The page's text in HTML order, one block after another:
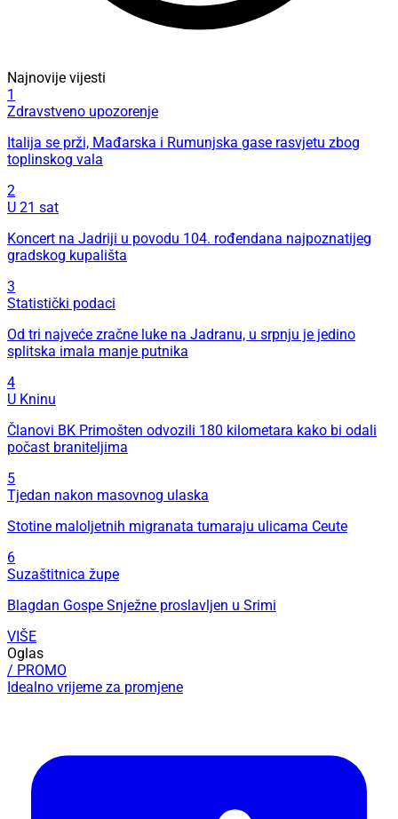
Najnovije vijesti
1
Zdravstveno upozorenje
Italija se prži, Mađarska i Rumunjska gase rasvjetu zbog
toplinskog vala
2
U 21 sat
Koncert na Jadriji u povodu 104. rođendana najpoznatijeg
gradskog kupališta
3
Statistički podaci
Od tri najveće zračne luke na Jadranu, u srpnju je jedino
splitska imala manje putnika
4
U Kninu
Članovi BK Primošten odvozili 180 kilometara kako bi odali
počast braniteljima
5
Tjedan nakon masovnog ulaska
Stotine maloljetnih migranata tumaraju ulicama Ceute
6
Suzaštitnica župe
Blagdan Gospe Snježne proslavljen u Srimi
VIŠE
Oglas
/ PROMO
Idealno vrijeme za promjene